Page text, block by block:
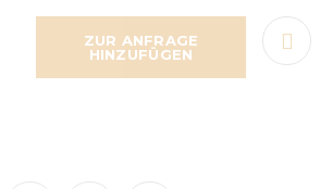
ZUR ANFRAGE
HINZUFÜGEN